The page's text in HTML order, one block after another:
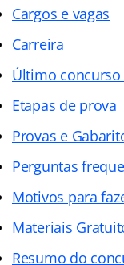
Cargos e vagas
Carreira
Último
Etapas de prova
Provas e
Perguntas
Motivos para
Materiais
Resumo do